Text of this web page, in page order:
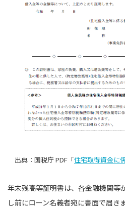
出典：国税庁 PDF「住宅取得資金に
年末残高等証明書は、各金融機関等
し前にローン名義者宛に書面で届きま